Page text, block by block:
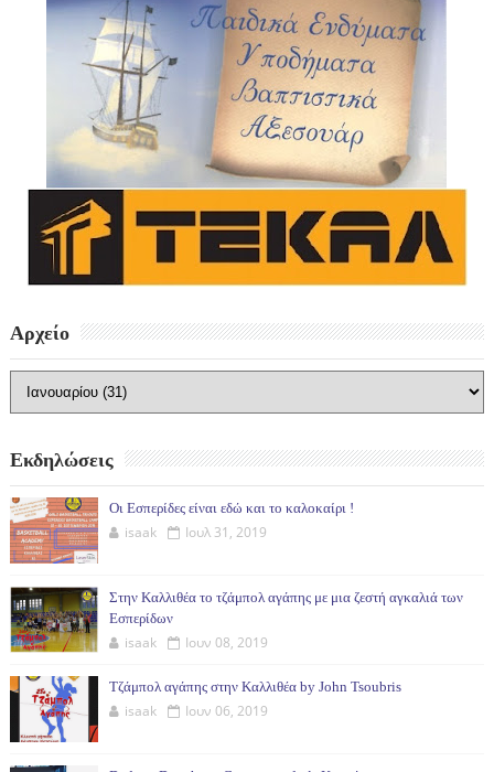
Αρχείο
Εκδηλώσεις
Οι Εσπερίδες είναι εδώ και το καλοκαίρι !
isaak Ιουλ 31, 2019
Στην Καλλιθέα το τζάμπολ αγάπης με μια ζεστή αγκαλιά των
Εσπερίδων
isaak Ιουν 08, 2019
Τζάμπολ αγάπης στην Καλλιθέα by John Tsoubris
isaak Ιουν 06, 2019